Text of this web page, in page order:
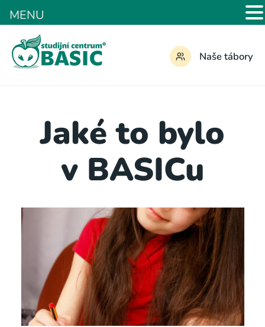
Naše tábory
Jaké to bylo
v BASICu
MENU